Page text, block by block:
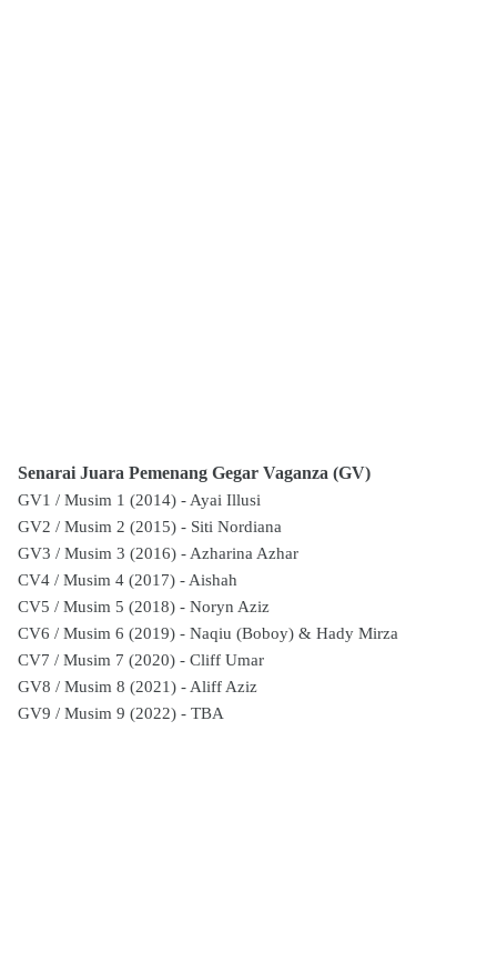
Senarai Juara Pemenang Gegar Vaganza (GV)
GV1 / Musim 1 (2014) - Ayai Illusi
GV2 / Musim 2 (2015) - Siti Nordiana
GV3 / Musim 3 (2016) - Azharina Azhar
CV4 / Musim 4 (2017) - Aishah
CV5 / Musim 5 (2018) - Noryn Aziz
CV6 / Musim 6 (2019) - Naqiu (Boboy) & Hady Mirza
CV7 / Musim 7 (2020) - Cliff Umar
GV8 / Musim 8 (2021) - Aliff Aziz
GV9 / Musim 9 (2022) - TBA